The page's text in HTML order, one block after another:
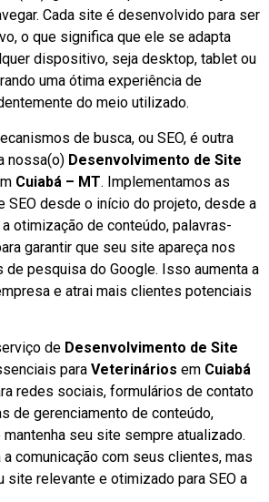
Cada site é desenvolvido para ser
o que significa que ele se adapta
dispositivo, seja desktop, tablet ou
uma ótima experiência de
do meio utilizado.
de busca, ou SEO, é outra
nossa(o) Desenvolvimento de Site
Cuiabá – MT. Implementamos as
SEO desde o início do projeto, desde a
otimização de conteúdo, palavras-
garantir que seu site apareça nos
pesquisa do Google. Isso aumenta a
e atrai mais clientes potenciais
de Desenvolvimento de Site
para Veterinários em Cuiabá
redes sociais, formulários de contato
de gerenciamento de conteúdo,
seu site sempre atualizado.
comunicação com seus clientes, mas
site relevante e otimizado para SEO a